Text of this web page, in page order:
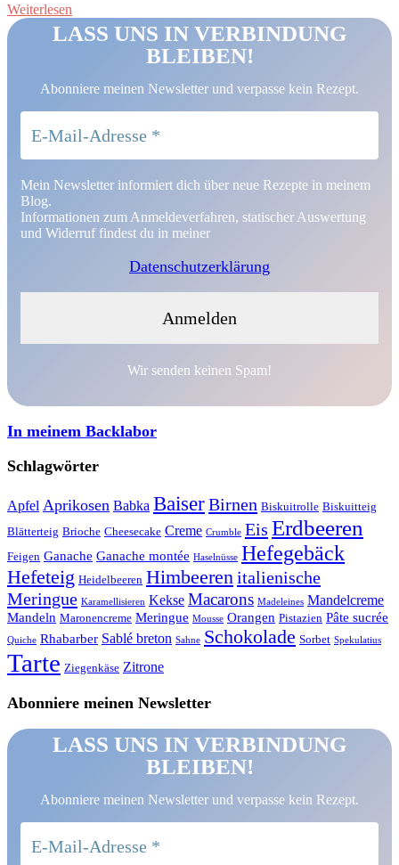
Weiterlesen
LASS UNS IN VERBINDUNG
BLEIBEN!
Abonniere meinen Newsletter und verpasse kein Rezept.
Mein Newsletter informiert dich über neue Rezepte in meinem
Blog.
Informationen zum Anmeldeverfahren, statischer Auswertung
und Widerruf findest du in meiner
Datenschutzerklärung
Wir senden keinen Spam!
In meinem Backlabor
Schlagwörter
Apfel Aprikosen Babka BaiserBirnen Biskuitrolle Biskuitteig
Blätterteig Brioche Cheesecake Creme Crumble Eis Erdbeeren
Feigen Ganache Ganache montée Haselnüsse Hefegebäck
Hefeteig Heidelbeeren Himbeeren italienische
Meringue Karamellisieren Kekse Macarons Madeleines Mandelcreme
Mandeln Maronencreme Meringue Mousse Orangen Pistazien Pâte sucrée
Quiche Rhabarber Sablé breton Sahne Schokolade Sorbet Spekulatius
Tarte Ziegenkäse Zitrone
Abonniere meinen Newsletter
LASS UNS IN VERBINDUNG
BLEIBEN!
Abonniere meinen Newsletter und verpasse kein Rezept.